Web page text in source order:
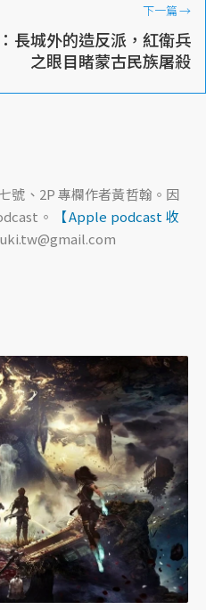
下一篇→
長城外的造反派，紅衛兵
之眼目睹蒙古民族屠殺
號、2P 專欄作者黃哲翰。因
。
【Apple podcast 收